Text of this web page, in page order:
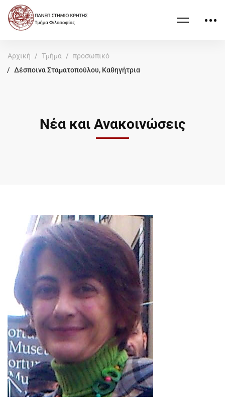
Αρχική Τμήμα
προσωπικό
Δέσποινα Σταματοπούλου, Καθηγήτρια
Νέα και Ανακοινώσεις